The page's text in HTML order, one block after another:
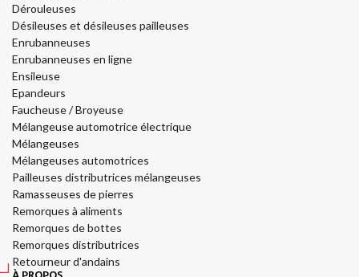
Dérouleuses
Désileuses et désileuses pailleuses
Enrubanneuses
Enrubanneuses en ligne
Ensileuse
Epandeurs
Faucheuse / Broyeuse
Mélangeuse automotrice électrique
Mélangeuses
Mélangeuses automotrices
Pailleuses distributrices mélangeuses
Ramasseuses de pierres
Remorques à aliments
Remorques de bottes
Remorques distributrices
Retourneur d'andains